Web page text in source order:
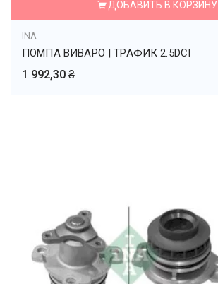
ДОБАВИТЬ В КОРЗИНУ
INA
ПОМПА ВИВАРО | ТРАФИК 2.5DCI
1 992,30 ₴